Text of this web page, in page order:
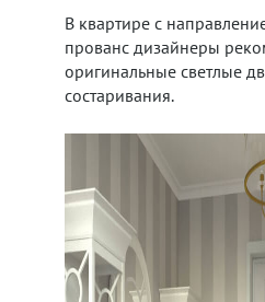
В квартире с
прованс дизайнеры
оригинальные светлые
состаривания.